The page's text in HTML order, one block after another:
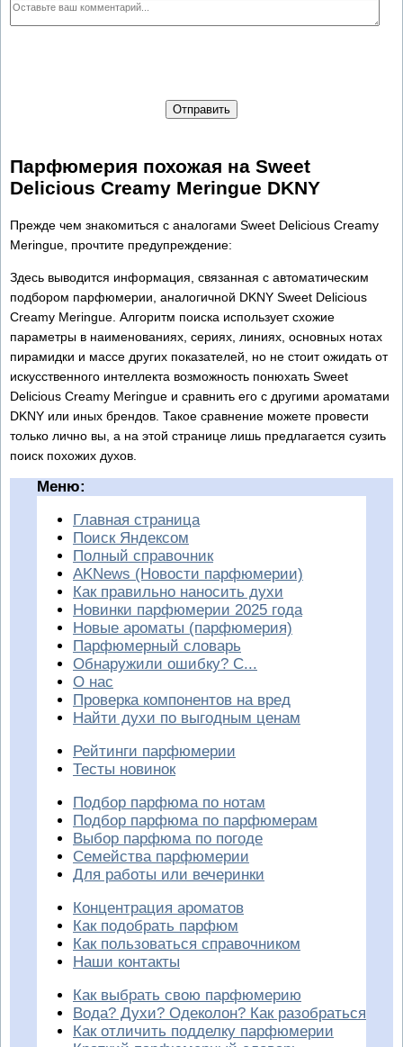
Отправить
Парфюмерия похожая на Sweet
Delicious Creamy Meringue DKNY
Прежде чем знакомиться с аналогами Sweet Delicious Creamy
Meringue, прочтите предупреждение:
Здесь выводится информация, связанная с автоматическим
подбором парфюмерии, аналогичной DKNY Sweet Delicious
Creamy Meringue. Алгоритм поиска использует схожие
параметры в наименованиях, сериях, линиях, основных нотах
пирамидки и массе других показателей, но не стоит ожидать от
искусственного интеллекта возможность понюхать Sweet
Delicious Creamy Meringue и сравнить его с другими ароматами
DKNY или иных брендов. Такое сравнение можете провести
только лично вы, а на этой странице лишь предлагается сузить
поиск похожих духов.
Меню:
Главная страница
Поиск Яндексом
Полный справочник
AKNews (Новости парфюмерии)
Как правильно наносить духи
Новинки парфюмерии 2025 года
Новые ароматы (парфюмерия)
Парфюмерный словарь
Обнаружили ошибку? С...
О нас
Проверка компонентов на вред
Найти духи по выгодным ценам
Рейтинги парфюмерии
Тесты новинок
Подбор парфюма по нотам
Подбор парфюма по парфюмерам
Выбор парфюма по погоде
Семейства парфюмерии
Для работы или вечеринки
Концентрация ароматов
Как подобрать парфюм
Как пользоваться справочником
Наши контакты
Как выбрать свою парфюмерию
Вода? Духи? Одеколон? Как разобраться
Как отличить подделку парфюмерии